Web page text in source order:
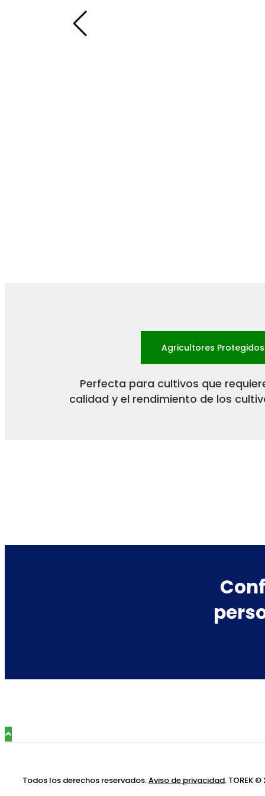
Agricultores
Perfecta para cultivos que
calidad y el rendimiento de los
Todos los derechos reservados.Aviso de privacidad. TOREK